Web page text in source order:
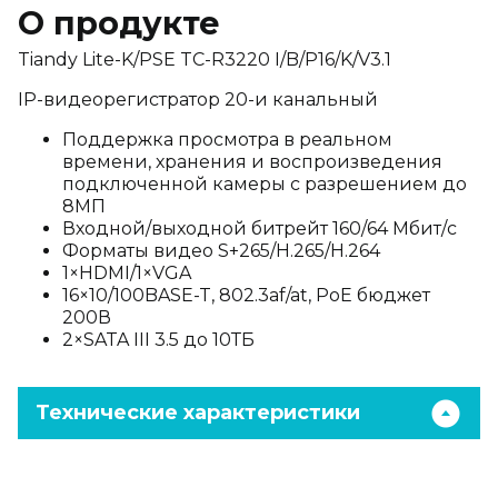
О продукте
Tiandy Lite-K/PSE TC-R3220 I/B/P16/K/V3.1
IP-видеорегистратор 20-и канальный
Поддержка просмотра в реальном
времени, хранения и воспроизведения
подключенной камеры с разрешением до
8МП
Входной/выходной битрейт 160/64 Мбит/c
Форматы видео S+265/H.265/H.264
1×HDMI/1×VGA
16×10/100BASE-T, 802.3af/at, PoE бюджет
200В
2×SATA III 3.5 до 10ТБ
Технические характеристики